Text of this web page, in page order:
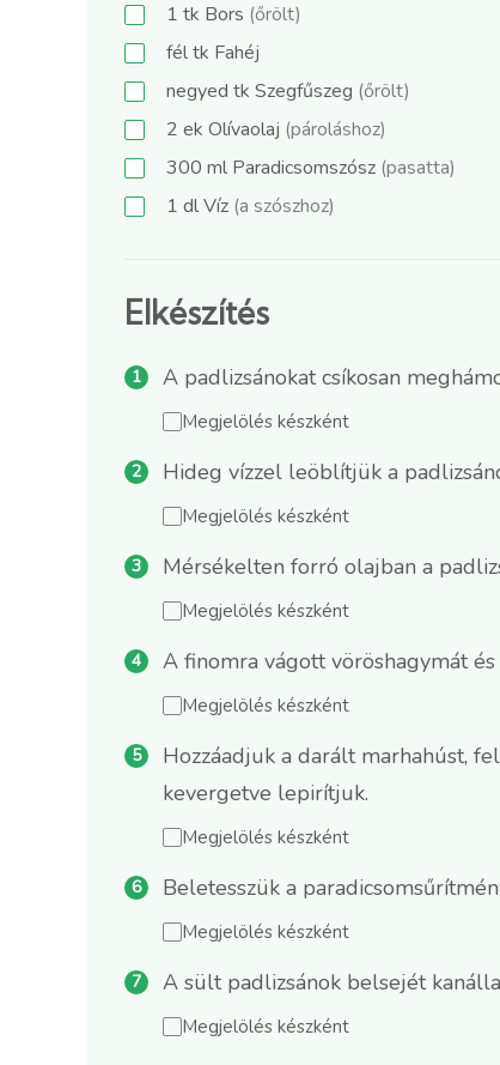
1 tk Bors (őrölt)
féltk Fahéj
negyed tk Szegfűszeg (őrölt)
2 ek Olívaolaj (pároláshoz)
300 ml Paradicsomszósz (pasatta)
1 dlVíz (a szószhoz)
Elkészítés
A padlizsánokat csíkosan
Megjelölés készként
Hideg vízzel leöblítjük a
Megjelölés készként
Mérsékelten forró olajban a
Megjelölés készként
A finomra vágott vöröshagymát
Megjelölés készként
Hozzáadjuk a darált marhahúst,
kevergetve lepirítjuk.
Megjelölés készként
Beletesszük a
Megjelölés készként
A sült padlizsánok belsejét
Megjelölés készként